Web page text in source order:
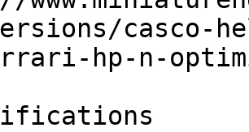
casco-
hp-n-